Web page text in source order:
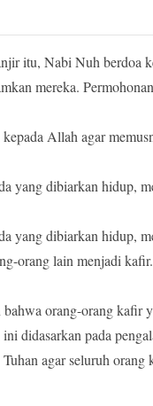
itu, Nabi Nuh berdoa
mereka.
Allah agar
yang dibiarkan hidup,
yang dibiarkan hidup,
orang lain menjadi kafir.
orang-orang kafir
didasarkan pada
agar seluruh